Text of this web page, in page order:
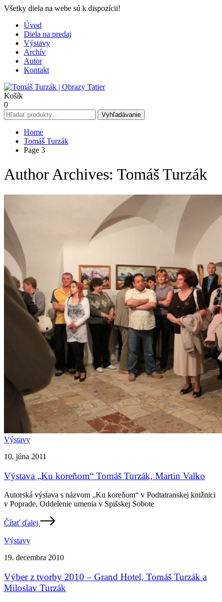
Všetky diela na webe sú k dispozícii!
Úvod
Diela na predaj
Výstavy
Archív
Autor
Kontakt
Košík
0
Hľadať:
Vyhľadávanie
Home
Tomáš Turzák
Page 3
Author Archives: Tomáš Turzák
Výstavy
10. júna 2011
Výstava „Ku koreňom“ Tomáš Turzák, Martin Valko
Autorská výstava s názvom „Ku koreňom“ v Podtatranskej knižnici
v Poprade, Oddelenie umenia v Spišskej Sobote
Čítať ďalej
Výstavy
19. decembra 2010
Výber z tvorby 2010 – Grand Hotel, Tomáš Turzák a
Miloslav Turzák